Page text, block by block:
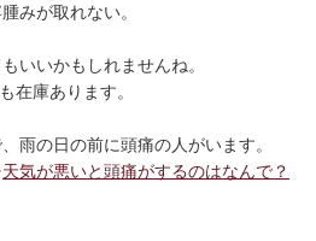
みが取れない。
いいかもしれませんね。
在庫あります。
雨の日の前に頭痛の人がいます。
天気が悪いと頭痛がするのはなんで？